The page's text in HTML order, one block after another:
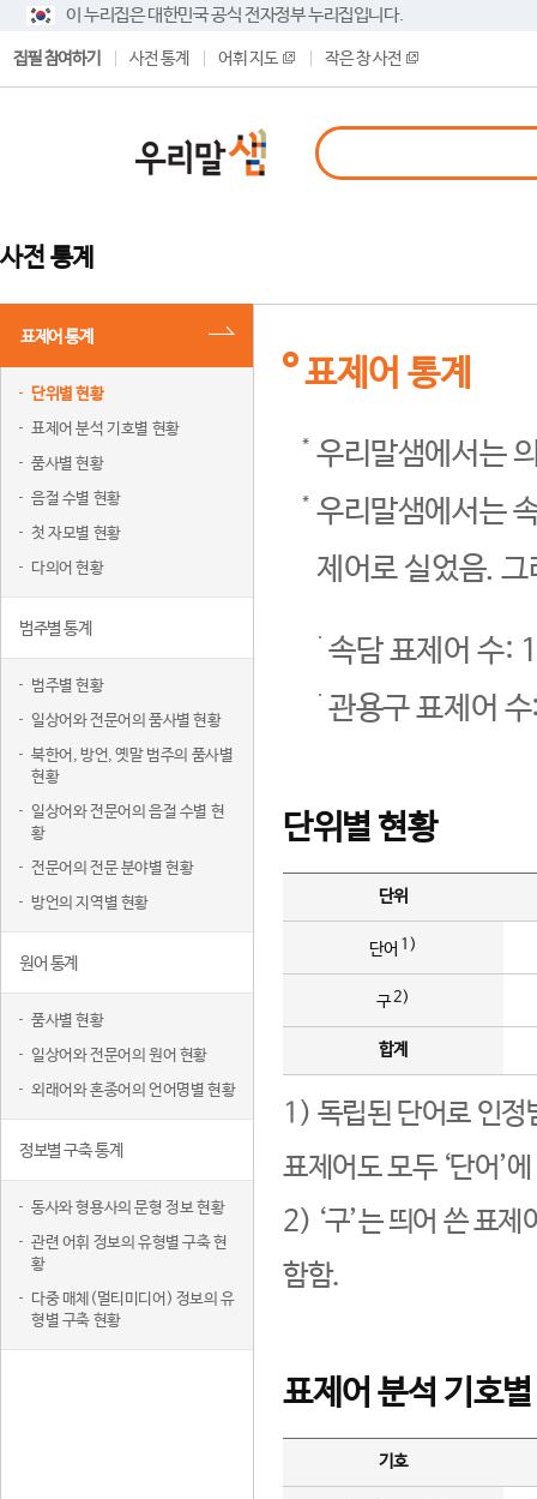
이 누리집은 대한민국 공식 전자정부 누리집입니다.
집필 참여하기 사전 통계 어휘 지도 작은 창 사전
사전 통계
표제어 통계
단위별 현황
표제어 분석 기호별 현황
품사별 현황
음절 수별 현황
첫 자모별 현황
다의어 현황
범주별 통계
범주별 현황
일상어와 전문어의 품사별 현황
북한어, 방언, 옛말 범주의 품사별
현황
일상어와 전문어의 음절 수별 현
황
전문어의 전문 분야별 현황
방언의 지역별 현황
원어 통계
품사별 현황
일상어와 전문어의 원어 현황
외래어와 혼종어의 언어명별 현황
정보별 구축 통계
동사와 형용사의 문형 정보 현황
관련 어휘 정보의 유형별 구축 현
황
다중 매체(멀티미디어) 정보의 유
형별 구축 현황
표제어 통계
우리말샘에서는
우리말샘에서는
제어로 실었음.
속담 표제어 수:
관용구 표제어
단위별 현황
단위
단어 1)
구2)
합계
1) 독립된 단어로 인정
표제어도 모두 ‘단어’
2) ‘구’는 띄어 쓴 표
함함.
표제어 분석 기호
기호